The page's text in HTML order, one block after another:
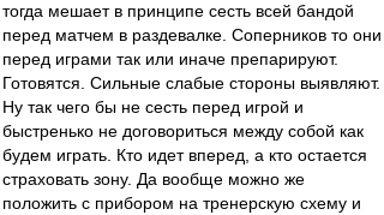
тогда мешает в принципе сесть всей бандой
перед матчем в раздевалке. Соперников то они
перед играми так или иначе препарируют.
Готовятся. Сильные слабые стороны выявляют.
Ну так чего бы не сесть перед игрой и
быстренько не договориться между собой как
будем играть. Кто идет вперед, а кто остается
страховать зону. Да вообще можно же
положить с прибором на тренерскую схему и